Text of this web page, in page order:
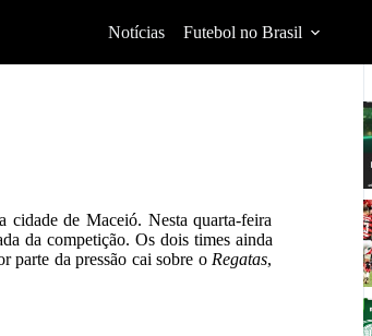
Notícias Futebol no Brasil
cidade de Maceió. Nesta quarta-feira
da competição. Os dois times ainda
parte da pressão cai sobre o Regatas,